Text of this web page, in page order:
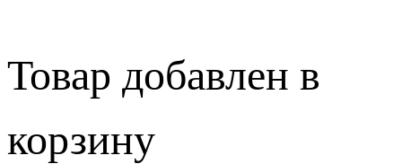
Товар добавлен в
корзину